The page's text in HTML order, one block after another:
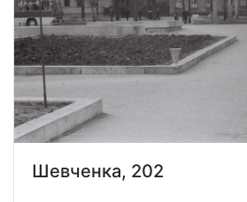
Шевченка, 202
Support Ukraine
Share this widget